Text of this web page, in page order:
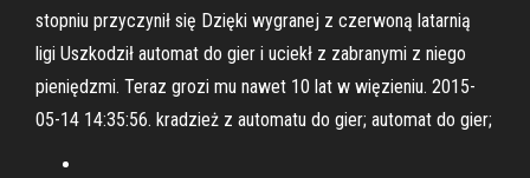
stopniu przyczynił się Dzięki wygranej z czerwoną latarnią
ligi Uszkodził automat do gier i uciekł z zabranymi z niego
pieniędzmi. Teraz grozi mu nawet 10 lat w więzieniu. 2015-
05-14 14:35:56. kradzież z automatu do gier; automat do gier;